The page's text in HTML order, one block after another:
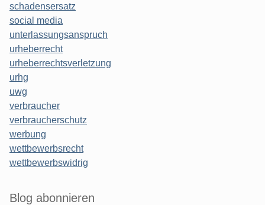
schadensersatz
social media
unterlassungsanspruch
urheberrecht
urheberrechtsverletzung
urhg
uwg
verbraucher
verbraucherschutz
werbung
wettbewerbsrecht
wettbewerbswidrig
Blog abonnieren